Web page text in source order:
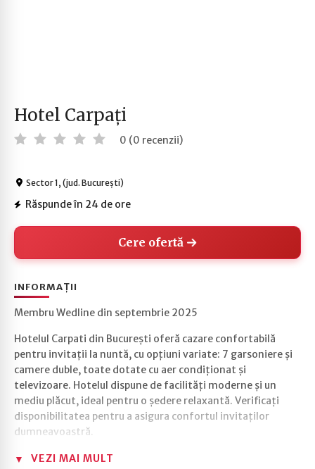
Hotel Carpați
0 (0 recenzii)
Sector 1, (jud. București)
Răspunde în 24 de ore
Cere ofertă
INFORMAȚII
Membru Wedline din septembrie 2025
Hotelul Carpati din București oferă cazare confortabilă
pentru invitații la nuntă, cu opțiuni variate: 7 garsoniere și
camere duble, toate dotate cu aer condiționat și
televizoare. Hotelul dispune de facilități moderne și un
mediu plăcut, ideal pentru o ședere relaxantă. Verificați
disponibilitatea pentru a asigura confortul invitaților
dumneavoastră.
VEZI MAI MULT